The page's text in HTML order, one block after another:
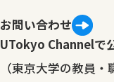
お問い合わせ
UTokyo Channelで
（東京大学の教員・